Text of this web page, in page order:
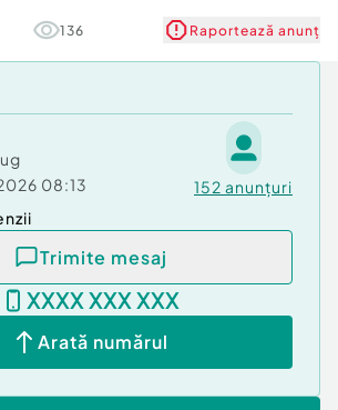
1 136 Raportează anunț
08:13 152 anunțuri
Trimite mesaj
XXXX XXX XXX
Arată numărul